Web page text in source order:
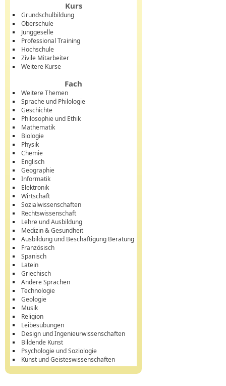
Kurs
Grundschulbildung
Oberschule
Junggeselle
Professional Training
Hochschule
Zivile Mitarbeiter
Weitere Kurse
Fach
Weitere Themen
Sprache und Philologie
Geschichte
Philosophie und Ethik
Mathematik
Biologie
Physik
Chemie
Englisch
Geographie
Informatik
Elektronik
Wirtschaft
Sozialwissenschaften
Rechtswissenschaft
Lehre und Ausbildung
Medizin & Gesundheit
Ausbildung und Beschäftigung Beratung
Französisch
Spanisch
Latein
Griechisch
Andere Sprachen
Technologie
Geologie
Musik
Religion
Leibesübungen
Design und Ingenieurwissenschaften
Bildende Kunst
Psychologie und Soziologie
Kunst und Geisteswissenschaften